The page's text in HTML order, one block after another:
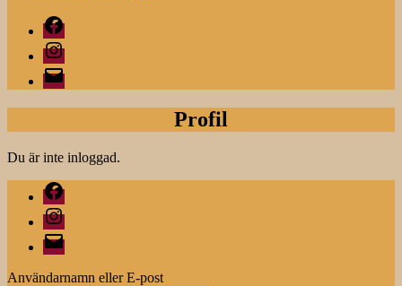
Facebook
Instagram
E-
post
Profil
Du är inte inloggad.
Facebook
Instagram
E-
post
Användarnamn eller E-post